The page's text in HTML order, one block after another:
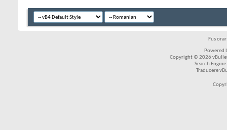
Fus
Powered
Copyright © 2026
Search
Traducere